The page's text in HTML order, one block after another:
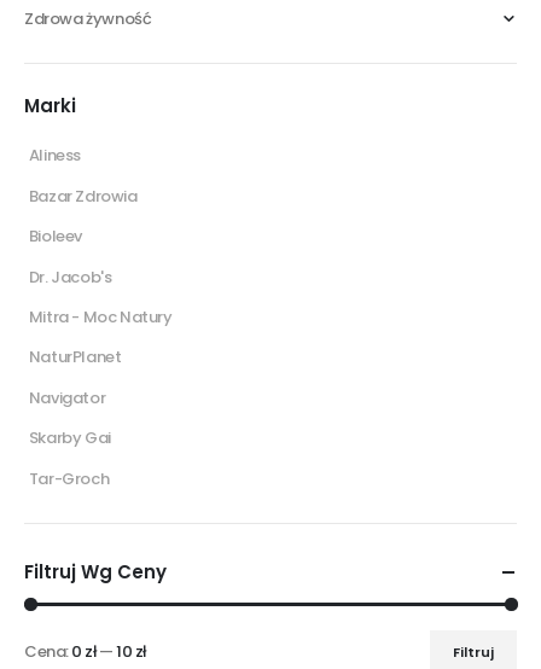
Zdrowa żywność
Marki
Aliness
Bazar Zdrowia
Bioleev
Dr. Jacob's
Mitra - Moc Natury
NaturPlanet
Navigator
Skarby Gai
Tar-Groch
Filtruj Wg Ceny
Filtruj
Cena:0 zł—10 zł